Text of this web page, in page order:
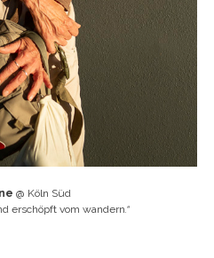
@ Köln Süd
erschöpft vom wandern .“